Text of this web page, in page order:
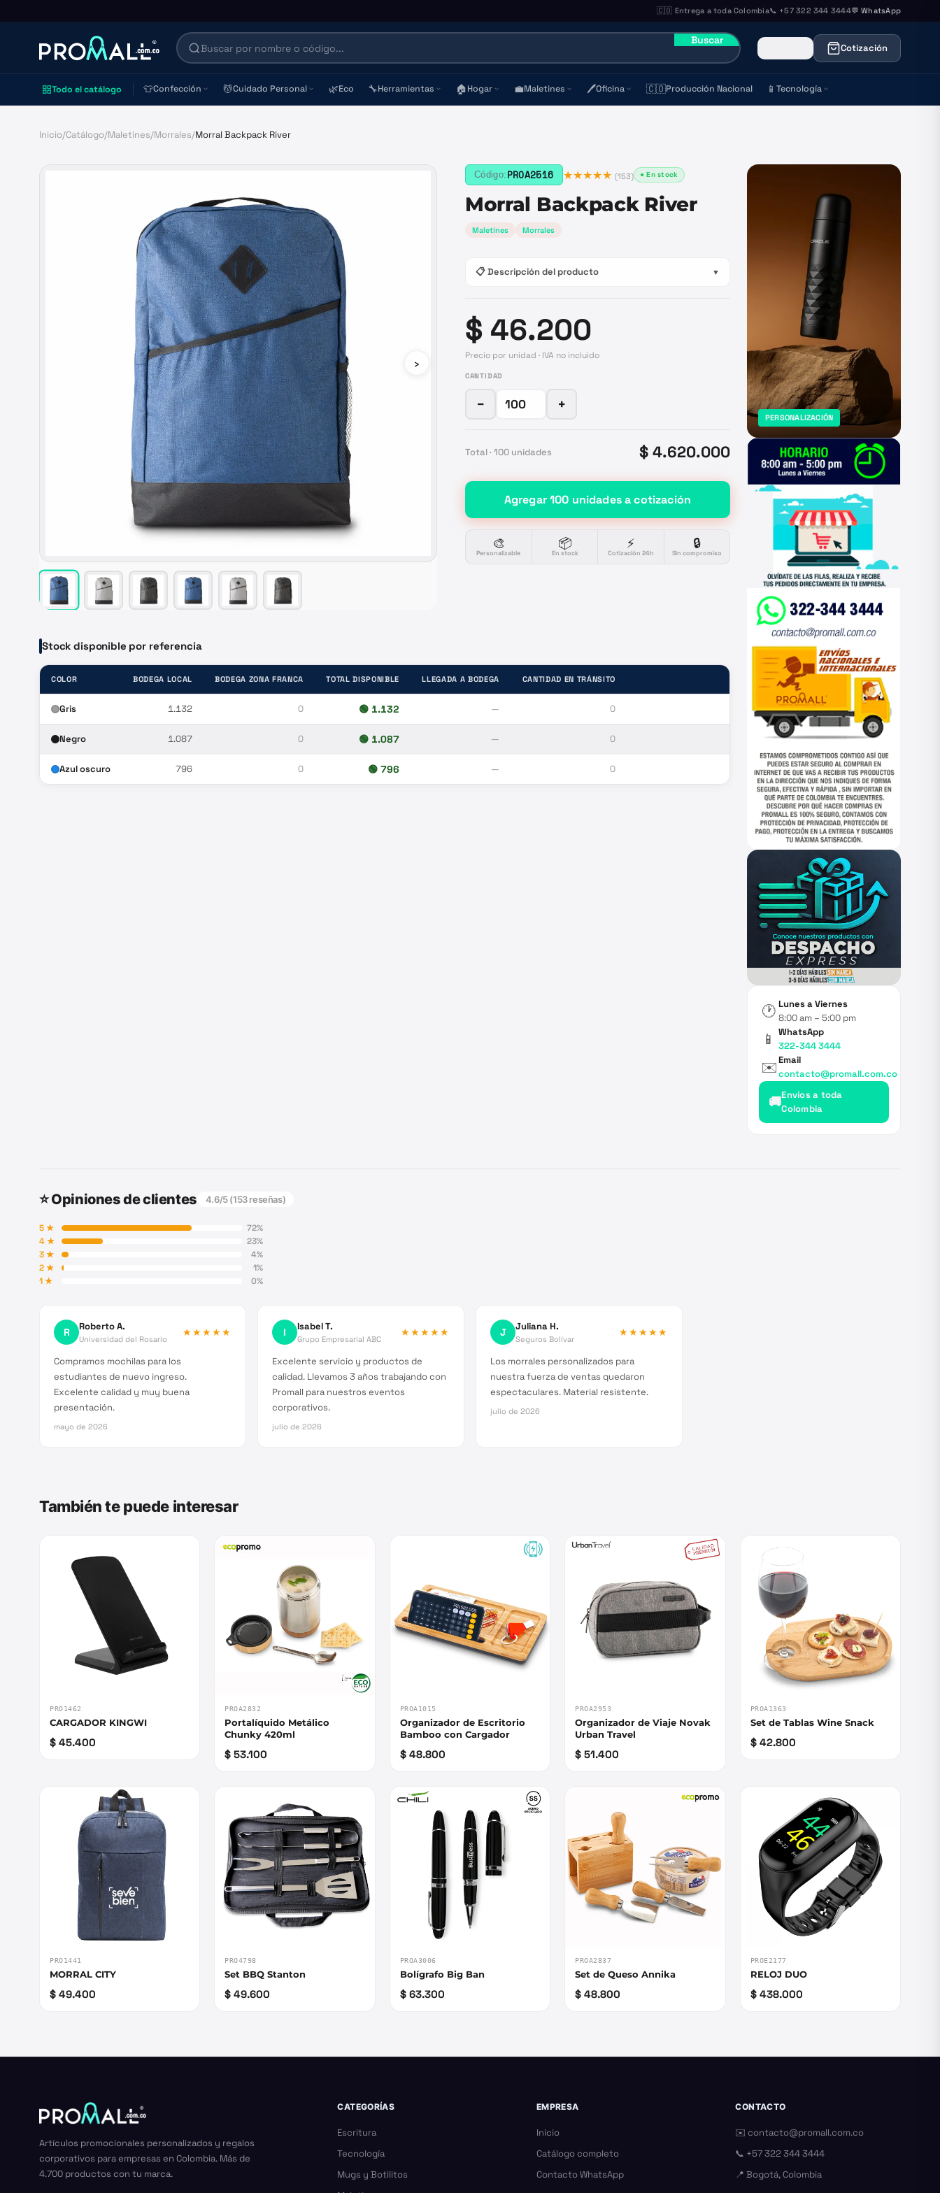
🇨🇴 Entrega a toda Colombia📞 +57 322 344 3444💬 WhatsApp
Buscar
Cotización
Todo el catálogo 👕Confección 💆Cuidado Personal 🌿Eco 🔧Herramientas 🏠Hogar 💼Maletines 🖊️Oficina 🇨🇴Producción Nacional 📱 Tecnología
Inicio/Catálogo/Maletines/Morrales/Morral Backpack River
›
Código: PROA2516 ★★★★★ (153) ● En stock
Morral Backpack River
Maletines Morrales
📋 Descripción del producto ▼
$ 46.200
Precio por unidad · IVA no incluido
CANTIDAD
− +
Total · 100 unidades $ 4.620.000
Agregar100 unidadesa cotización
🎨
Personalizable
📦
En stock
⚡
Cotización 24h
🔒
Sin compromiso
Stock disponible por referencia
COLOR BODEGA LOCAL BODEGA ZONA FRANCA TOTAL DISPONIBLE LLEGADA A BODEGA CANTIDAD EN TRÁNSITO ESTADO
Gris 1.132 0 🟢 1.132 — 0 —
Negro 1.087 0 🟢 1.087 — 0 —
Azul oscuro 796 0 🟢 796 — 0 —
PERSONALIZACIÓN
🕐 Lunes a Viernes
8:00 am – 5:00 pm
📱
WhatsApp
322-344 3444
✉️Email
contacto@promall.com.co
🚚Envíos a toda
Colombia
⭐ Opiniones de clientes 4.6/5 (153reseñas)
5★ 72%
4★ 23%
3★ 4%
2★ 1%
1★ 0%
R Roberto A.
Universidad del Rosario
★★★★★
Compramos mochilas para los
estudiantes de nuevo ingreso.
Excelente calidad y muy buena
presentación.
mayo de 2026
I Isabel T.
Grupo Empresarial ABC
★★★★★
Excelente servicio y productos de
calidad. Llevamos 3 años trabajando con
Promall para nuestros eventos
corporativos.
julio de 2026
J Juliana H.
Seguros Bolívar
★★★★★
Los morrales personalizados para
nuestra fuerza de ventas quedaron
espectaculares. Material resistente.
julio de 2026
También te puede interesar
PRO1462
CARGADOR KINGWI
$ 45.400
PROA2832
Portalíquido Metálico
Chunky 420ml
$ 53.100
PROA1015
Organizador de Escritorio
Bamboo con Cargador
$ 48.800
PROA2953
Organizador de Viaje Novak
Urban Travel
$ 51.400
PROA1363
Set de Tablas Wine Snack
$ 42.800
PRO1441
MORRAL CITY
$ 49.400
PRO4798
Set BBQ Stanton
$ 49.600
PROA3006
Bolígrafo Big Ban
$ 63.300
PROA2837
Set de Queso Annika
$ 48.800
PROE2177
RELOJ DUO
$ 438.000
Artículos promocionales personalizados y regalos
corporativos para empresas en Colombia. Más de
4.700 productos con tu marca.
CATEGORÍAS
Escritura
Tecnología
Mugs y Botilitos
EMPRESA
Inicio
Catálogo completo
Contacto WhatsApp
CONTACTO
✉️contacto@promall.com.co
📞 +57 322 344 3444
📍 Bogotá, Colombia